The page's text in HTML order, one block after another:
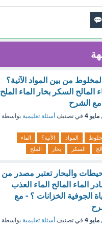
من بين المواد الآتية؟
المالح السكر بخار الماء الملح
الشرح
مايو 4 في تصنيف أسئلة تعليمية بواسطة
المواد الآتية؟
الماء
السكر بخار الملح
والبحار تعتبر مصدر من
الماء المالح الماء العذب
الجوفية الخزانات ؟ - مع
مايو 4 في تصنيف أسئلة تعليمية بواسطة